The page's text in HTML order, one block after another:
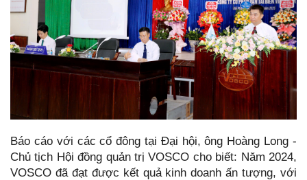
Báo cáo với các cổ đông tại Đại hội, ông Hoàng Long -
Chủ tịch Hội đồng quản trị VOSCO cho biết: Năm 2024,
VOSCO đã đạt được kết quả kinh doanh ấn tượng, với